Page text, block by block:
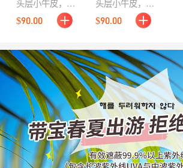
头层小牛皮，内
里头层猪皮，足
弓支撑鞋垫，天
大底
$90.00
头层小牛皮，内
里头层猪皮，足
弓支撑鞋垫，天
大底
$90.00